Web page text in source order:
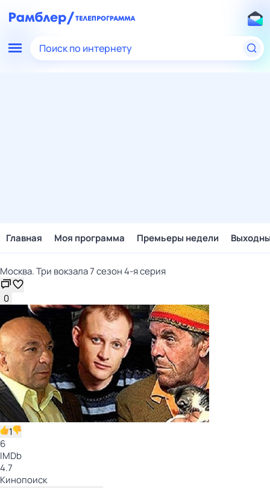
Поиск по интернету
Главная Моя программа Премьеры недели
Москва. Три вокзала 7 сезон 4-я серия
0
1
6
IMDb
4.7
Кинопоиск